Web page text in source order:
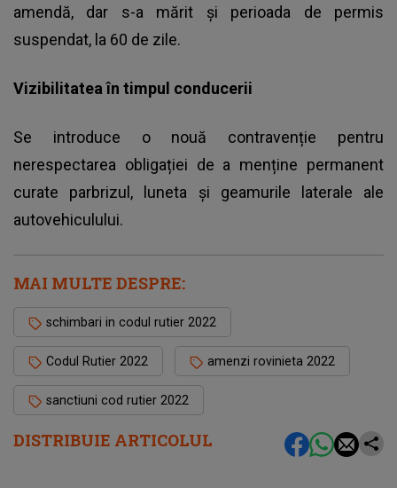
DISTRIBUIE ARTICOLUL
amendă, dar s-a mărit și perioada de permis
suspendat, la 60 de zile.
Vizibilitatea în timpul conducerii
Se introduce o nouă contravenție pentru
nerespectarea obligației de a menține permanent
curate parbrizul, luneta și geamurile laterale ale
autovehiculului.
MAI MULTE DESPRE:
schimbari in codul rutier 2022
Codul Rutier 2022 amenzi rovinieta 2022
sanctiuni cod rutier 2022